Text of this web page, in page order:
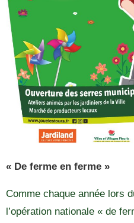
« De ferme en ferme »
Comme chaque année lors
l’opération nationale « de